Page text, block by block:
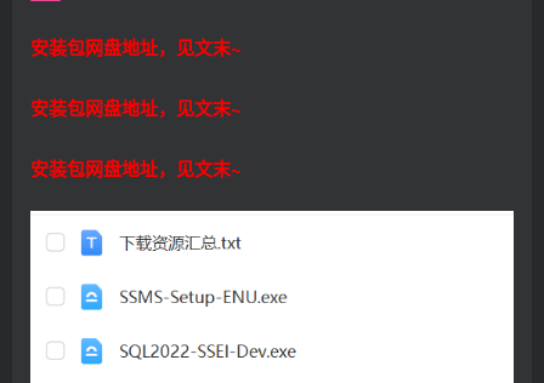
安装包网盘地址，见文末~
安装包网盘地址，见文末~
安装包网盘地址，见文末~